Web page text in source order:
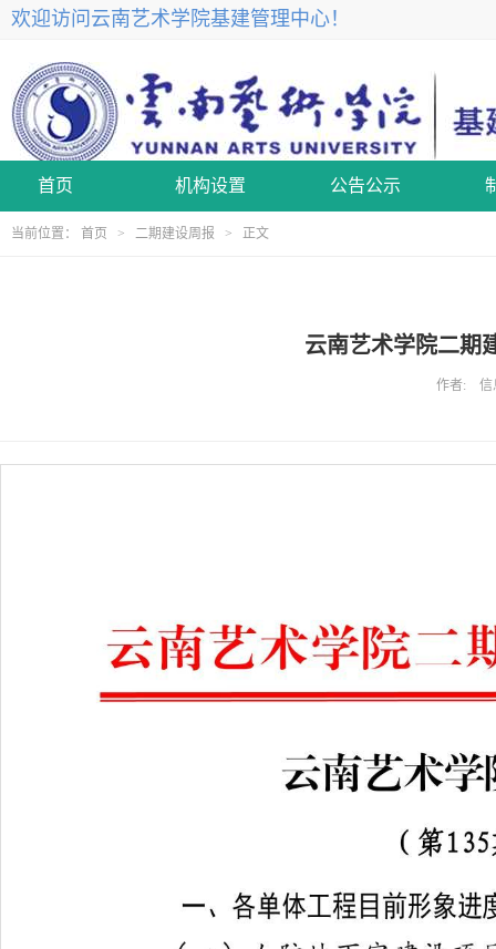
欢迎访问云南艺术学院基建管理中心！
首页 机构设置 公告公示
当前位置： 首页 > 二期建设周报 > 正文
云南艺术学院二期
作者: 信